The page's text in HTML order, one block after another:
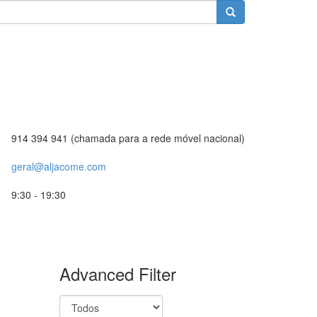
914 394 941 (chamada para a rede móvel nacional)
geral@aljacome.com
9:30 - 19:30
Advanced Filter